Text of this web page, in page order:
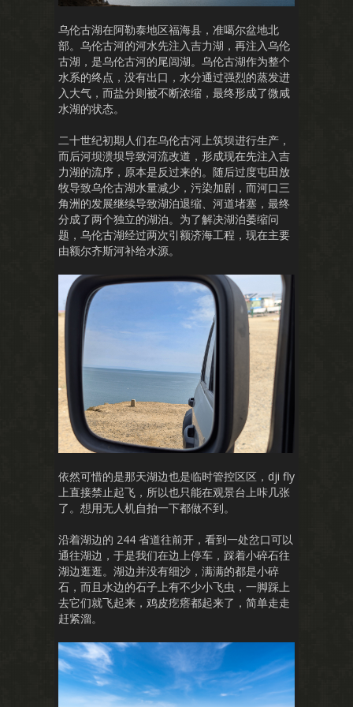
乌伦古湖在阿勒泰地区福海县，准噶尔盆地北
部。乌伦古河的河水先注入吉力湖，再注入乌伦
古湖，是乌伦古河的尾闾湖。乌伦古湖作为整个
水系的终点，没有出口，水分通过强烈的蒸发进
入大气，而盐分则被不断浓缩，最终形成了微咸
水湖的状态。
二十世纪初期人们在乌伦古河上筑坝进行生产，
而后河坝溃坝导致河流改道，形成现在先注入吉
力湖的流序，原本是反过来的。随后过度屯田放
牧导致乌伦古湖水量减少，污染加剧，而河口三
角洲的发展继续导致湖泊退缩、河道堵塞，最终
分成了两个独立的湖泊。为了解决湖泊萎缩问
题，乌伦古湖经过两次引额济海工程，现在主要
由额尔齐斯河补给水源。
依然可惜的是那天湖边也是临时管控区区，dji fly
上直接禁止起飞，所以也只能在观景台上咔几张
了。想用无人机自拍一下都做不到。
沿着湖边的 244 省道往前开，看到一处岔口可以
通往湖边，于是我们在边上停车，踩着小碎石往
湖边逛逛。湖边并没有细沙，满满的都是小碎
石，而且水边的石子上有不少小飞虫，一脚踩上
去它们就飞起来，鸡皮疙瘩都起来了，简单走走
赶紧溜。